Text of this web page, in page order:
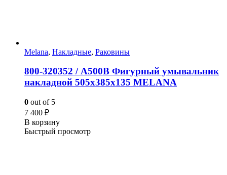
Melana, Накладные, Раковины
800-320352 / А500В Фигурный умывальник
накладной 505х385х135 MELANA
0 out of 5
7 400 ₽
В корзину
Быстрый просмотр